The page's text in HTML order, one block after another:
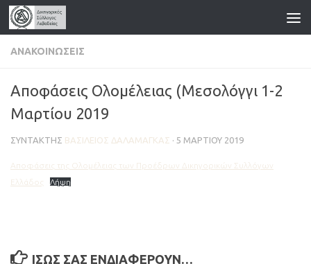
Skip to content
ΑΝΑΚΟΙΝΏΣΕΙΣ
Αποφάσεις Ολομέλειας (Μεσολόγγι 1-2
Μαρτίου 2019
ΣΥΝΤΆΚΤΗΣ ΒΑΣΊΛΕΙΟΣ ΔΑΛΑΜΆΓΚΑΣ · 5 ΜΑΡΤΊΟΥ 2019
Αποφάσεις της Ολομέλειας των Προέδρων Δικηγορικών Συλλόγων
Ελλάδος
Λήψη
ΊΣΩΣ ΣΑΣ ΕΝΔΙΑΦΈΡΟΥΝ…